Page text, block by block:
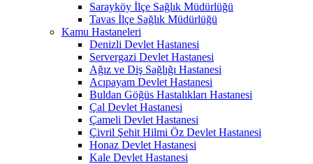
Sarayköy İlçe Sağlık Müdürlüğü
Tavas İlçe Sağlık Müdürlüğü
Kamu Hastaneleri
Denizli Devlet Hastanesi
Servergazi Devlet Hastanesi
Ağız ve Diş Sağlığı Hastanesi
Acıpayam Devlet Hastanesi
Buldan Göğüs Hastalıkları Hastanesi
Çal Devlet Hastanesi
Çameli Devlet Hastanesi
Çivril Şehit Hilmi Öz Devlet Hastanesi
Honaz Devlet Hastanesi
Kale Devlet Hastanesi